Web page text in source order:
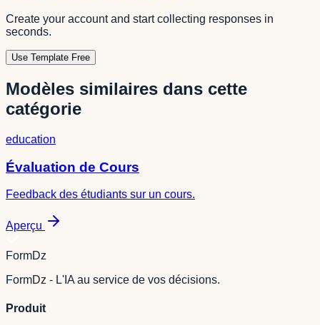
Create your account and start collecting responses in
seconds.
Use Template Free
Modèles similaires dans cette
catégorie
education
Évaluation de Cours
Feedback des étudiants sur un cours.
Aperçu
FormDz
FormDz - L'IA au service de vos décisions.
Produit